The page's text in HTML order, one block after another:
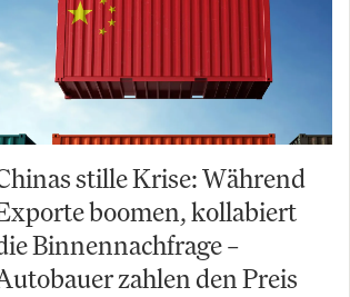
stille Krise: Während
boomen, kollabiert
Binnennachfrage –
zahlen den Preis